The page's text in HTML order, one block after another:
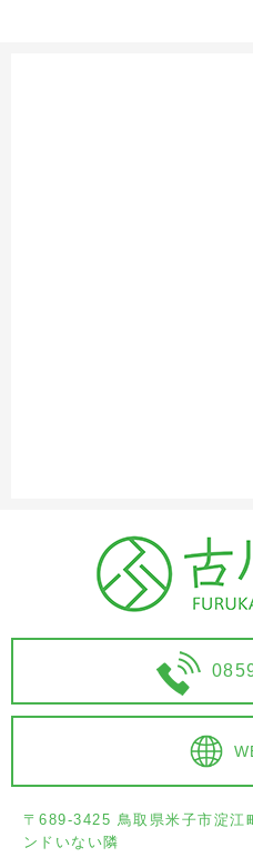
〒689-3425 鳥取県米子市淀江
ンドいない隣